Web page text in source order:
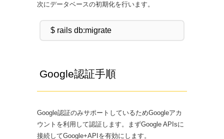
次にデータベースの初期化を行います。
Google認証手順
Google認証のみサポートしているためGoogleアカ
ウントを利用して認証します。まずGoogle APIsに
接続してGoogle+APIを有効にします。